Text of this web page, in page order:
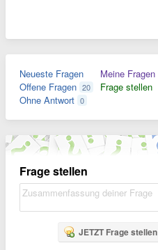
Neueste Fragen
Offene Fragen 20
Ohne Antwort 0
Meine Fragen
Frage stellen
Frage stellen
JETZT Frage stellen